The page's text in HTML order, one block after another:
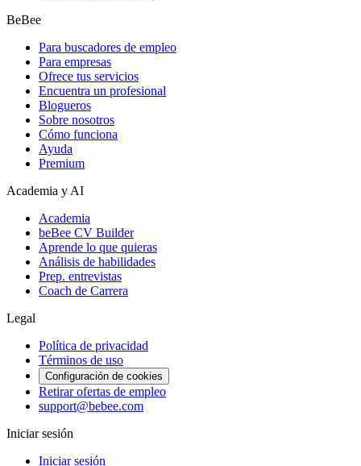
BeBee
Para buscadores de empleo
Para empresas
Ofrece tus servicios
Encuentra un profesional
Blogueros
Sobre nosotros
Cómo funciona
Ayuda
Premium
Academia y AI
Academia
beBee CV Builder
Aprende lo que quieras
Análisis de habilidades
Prep. entrevistas
Coach de Carrera
Legal
Política de privacidad
Términos de uso
Configuración de cookies
Retirar ofertas de empleo
support@bebee.com
Iniciar sesión
Iniciar sesión